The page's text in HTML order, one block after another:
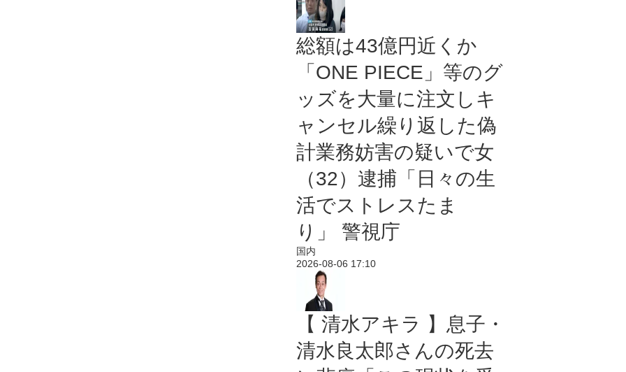
総額は43億円近くか
「ONE PIECE」等のグ
ッズを大量に注文しキ
ャンセル繰り返した偽
計業務妨害の疑いで女
（32）逮捕「日々の生
活でストレスたま
り」 警視庁
国内
2026-08-06 17:10
【 清水アキラ 】息子・
清水良太郎さんの死去